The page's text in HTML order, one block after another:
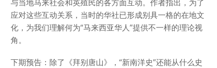
与当地马来社会和英殖民的各方面互动。作者指出，为了
应对这些互动关系，当时的华社已形成别具一格的在地文
化，为我们理解何为“马来西亚华人”提供不一样的理论视
角。
下期预告：除了《拜别唐山》，“新南洋史”还能从什么史